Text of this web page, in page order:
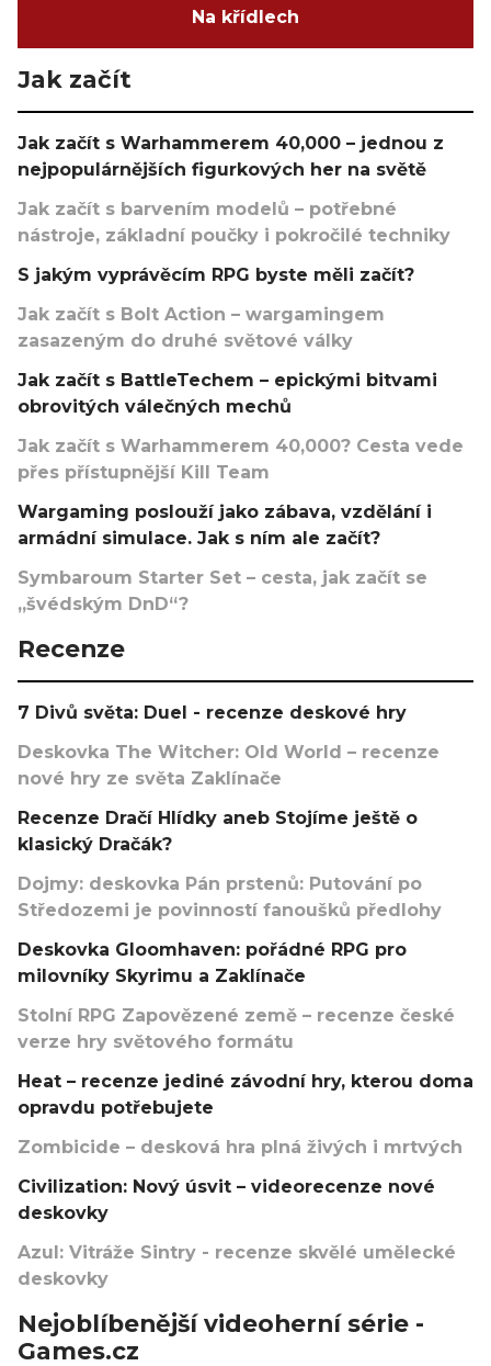
Na křídlech
Jak začít
Jak začít s Warhammerem 40,000 – jednou z
nejpopulárnějších figurkových her na světě
Jak začít s barvením modelů – potřebné
nástroje, základní poučky i pokročilé techniky
S jakým vyprávěcím RPG byste měli začít?
Jak začít s Bolt Action – wargamingem
zasazeným do druhé světové války
Jak začít s BattleTechem – epickými bitvami
obrovitých válečných mechů
Jak začít s Warhammerem 40,000? Cesta vede
přes přístupnější Kill Team
Wargaming poslouží jako zábava, vzdělání i
armádní simulace. Jak s ním ale začít?
Symbaroum Starter Set – cesta, jak začít se
„švédským DnD“?
Recenze
7 Divů světa: Duel - recenze deskové hry
Deskovka The Witcher: Old World – recenze
nové hry ze světa Zaklínače
Recenze Dračí Hlídky aneb Stojíme ještě o
klasický Dračák?
Dojmy: deskovka Pán prstenů: Putování po
Středozemi je povinností fanoušků předlohy
Deskovka Gloomhaven: pořádné RPG pro
milovníky Skyrimu a Zaklínače
Stolní RPG Zapovězené země – recenze české
verze hry světového formátu
Heat – recenze jediné závodní hry, kterou doma
opravdu potřebujete
Zombicide – desková hra plná živých i mrtvých
Civilization: Nový úsvit – videorecenze nové
deskovky
Azul: Vitráže Sintry - recenze skvělé umělecké
deskovky
Nejoblíbenější videoherní série -
Games.cz